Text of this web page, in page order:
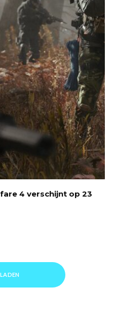
4 verschijnt op 23